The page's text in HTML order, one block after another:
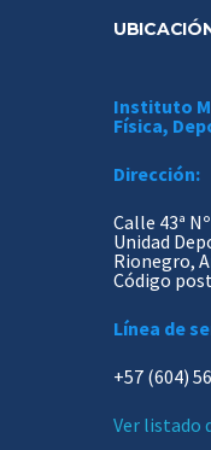
Instituto
Física,
Dirección:
Calle 43ª
Unidad
Rionegro,
Código
Línea de
+57 (604)
Ver listado